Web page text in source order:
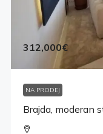
312,000€
NA PRODEJ
Brajda, moderan